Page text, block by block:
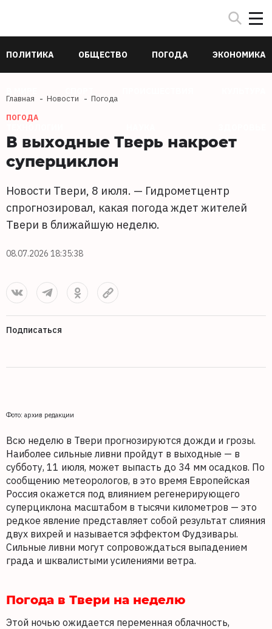
ПОЛИТИКА ОБЩЕСТВО ПОГОДА ЭКОНОМИКА
Главная Новости Погода
ПОГОДА
В выходные Тверь накроет
суперциклон
Новости Твери, 8 июля. — Гидрометцентр
спрогнозировал, какая погода ждет жителей
Твери в ближайшую неделю.
08.07.2026 18:35:38
Подписаться
Фото: архив редакции
Всю неделю в Твери прогнозируются дожди и грозы.
Наиболее сильные ливни пройдут в выходные — в
субботу, 11 июля, может выпасть до 34 мм осадков. По
сообщению метеорологов, в это время Европейская
Россия окажется под влиянием регенерирующего
суперциклона масштабом в тысячи километров — это
редкое явление представляет собой результат слияния
двух вихрей и называется эффектом Фудзивары.
Сильные ливни могут сопровождаться выпадением
града и шквалистыми усилениями ветра.
Погода в Твери на неделю
Этой ночью ожидается переменная облачность,